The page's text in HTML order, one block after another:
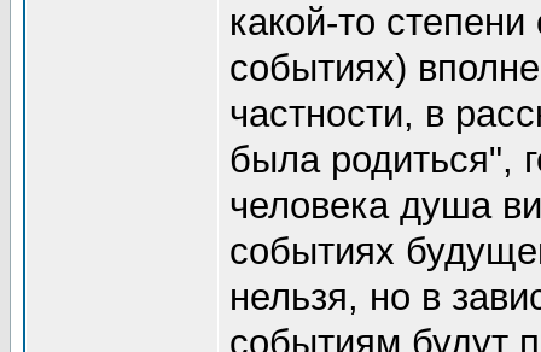
какой-то
событиях)
частности, в
была родиться",
человека душа
событиях
нельзя, но в
событиям будут